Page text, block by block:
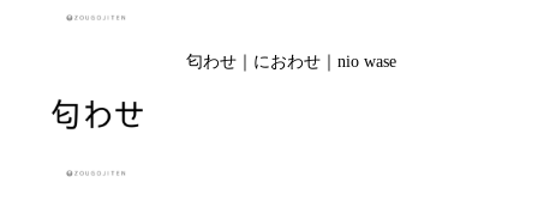
匂わせ｜におわせ｜nio wase